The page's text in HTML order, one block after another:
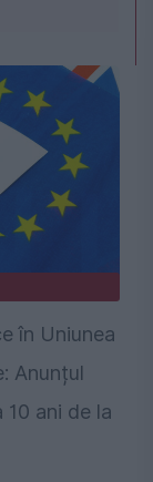
în Uniunea
Anunțul
ani de la